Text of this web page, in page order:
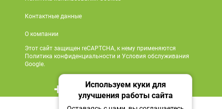
Контактные данные
О компании
Этот сайт защищен reCAPTCHA, к нему применяются
Политика конфиденциальности и Условия обслуживания
Google.
+7 495 419 18 18
Мы в социальных сетях
Используем куки для
улучшения работы сайта